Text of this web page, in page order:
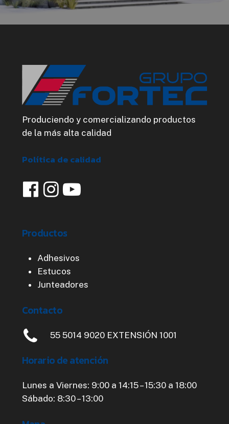
Produciendo y comercializando productos
de la más alta calidad
Política de calidad
Productos
Adhesivos
Estucos
Junteadores
Contacto
55 5014 9020 EXTENSIÓN 1001
Horariodeatención
Lunes a Viernes: 9:00 a 14:15 – 15:30 a 18:00
Sábado: 8:30 – 13:00